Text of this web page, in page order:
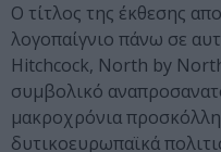
Ο τίτλος της έκθεσης
λογοπαίγνιο πάνω σε
Hitchcock, North by
συμβολικό
μακροχρόνια
δυτικοευρωπαϊκά